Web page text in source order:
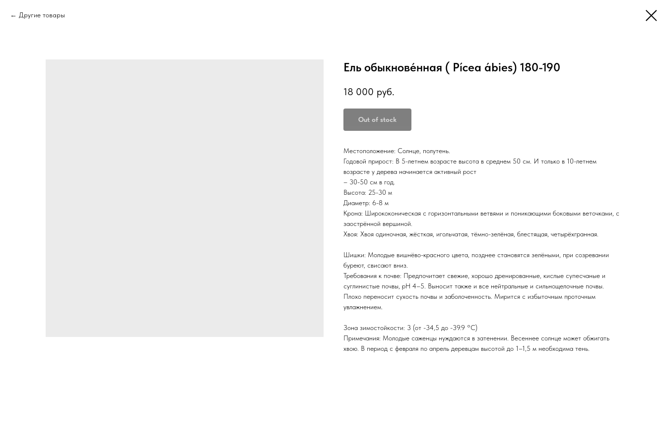
Другие товары
Ель обыкнове́нная ( Pícea ábies) 180-190
18 000 руб.
Out of stock
Местоположение: Солнце, полутень.
Годовой прирост: В 5-летнем возрасте высота в среднем 50 см. И только в 10-летнем
возрасте у дерева начинается активный рост
– 30-50 см в год.
Высота: 25-30 м
Диаметр: 6-8 м
Крона: Ширококоническая с горизонтальными ветвями и поникающими боковыми веточками, с
заострённой вершиной.
Хвоя: Хвоя одиночная, жёсткая, игольчатая, тёмно-зелёная, блестящая, четырёхгранная.
Шишки: Молодые вишнёво-красного цвета, позднее становятся зелёными, при созревании
буреют, свисают вниз.
Требования к почве: Предпочитает свежие, хорошо дренированные, кислые супесчаные и
суглинистые почвы, рН 4–5. Выносит также и все нейтральные и сильнощелочные почвы.
Плохо переносит сухость почвы и заболоченность. Мирится с избыточным проточным
увлажнением.
Зона зимостойкости: 3 (от -34,5 до -39.9 °С)
Примечания: Молодые саженцы нуждаются в затенении. Весеннее солнце может обжигать
хвою. В период с февраля по апрель деревцам высотой до 1–1,5 м необходима тень.